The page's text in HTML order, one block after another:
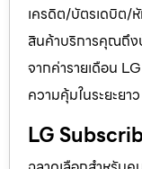
เครดิต/บัตรเดบิต/
สินค้าบริการคุณถึง
จากค่ารายเดือน
ความคุ้มในระยะยาว
LG